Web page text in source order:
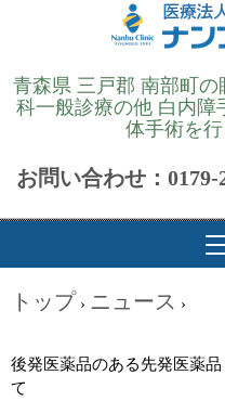
青森県 三戸郡 南部町
科一般診療の他 白内障
体手術を行
お問い合わせ：0179-
トップ › ニュース ›
後発医薬品のある先発医薬
て